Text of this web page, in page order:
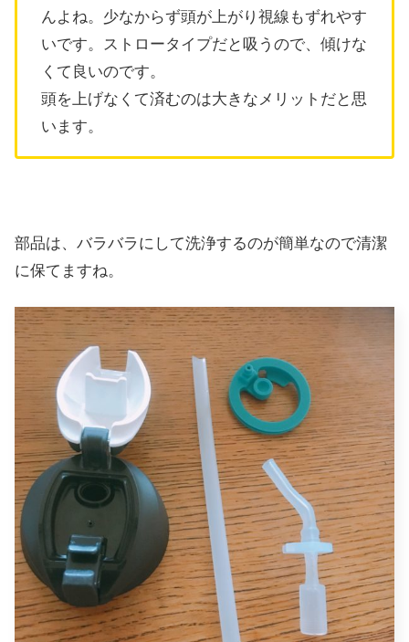
んよね。少なからず頭が上がり視線もずれやす
いです。ストロータイプだと吸うので、傾けな
くて良いのです。
頭を上げなくて済むのは大きなメリットだと思
います。
部品は、バラバラにして洗浄するのが簡単なので清潔
に保てますね。